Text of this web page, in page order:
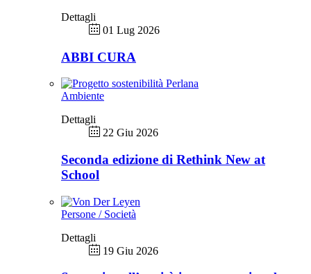
Dettagli
01 Lug 2026
ABBI CURA
Ambiente
Dettagli
22 Giu 2026
Seconda edizione di Rethink New at
School
Persone / Società
Dettagli
19 Giu 2026